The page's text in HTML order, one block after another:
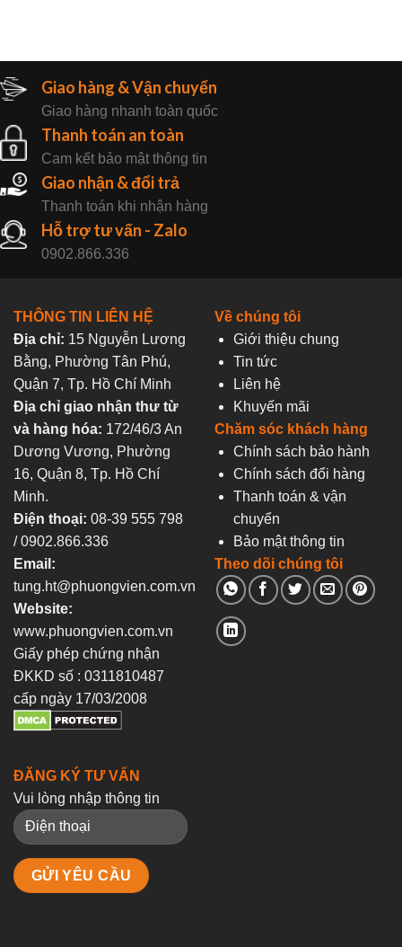
Giao hàng & Vận chuyển
Giao hàng nhanh toàn quốc
Thanh toán an toàn
Cam kết bảo mật thông tin
Giao nhận & đổi trả
Thanh toán khi nhận hàng
Hỗ trợ tư vấn - Zalo
0902.866.336
THÔNG TIN LIÊN HỆ
Địa chỉ: 15 Nguyễn Lương
Bằng, Phường Tân Phú,
Quận 7, Tp. Hồ Chí Minh
Địa chỉ giao nhận thư từ
và hàng hóa: 172/46/3 An
Dương Vương, Phường
16, Quận 8, Tp. Hồ Chí
Minh.
Điện thoại: 08-39 555 798
/ 0902.866.336
Email:
tung.ht@phuongvien.com.vn
Website:
www.phuongvien.com.vn
Giấy phép chứng nhận
ĐKKD số : 0311810487
cấp ngày 17/03/2008
Về chúng tôi
Giới thiệu chung
Tin tức
Liên hệ
Khuyến mãi
Chăm sóc khách hàng
Chính sách bảo hành
Chính sách đổi hàng
Thanh toán & vận
chuyển
Bảo mật thông tin
Theo dõi chúng tôi
ĐĂNG KÝ TƯ VẤN
Vui lòng nhập thông tin